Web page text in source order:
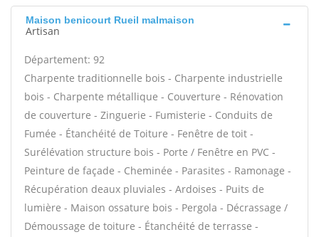
Maison benicourt Rueil malmaison
Artisan
Département: 92
Charpente traditionnelle bois - Charpente industrielle
bois - Charpente métallique - Couverture - Rénovation
de couverture - Zinguerie - Fumisterie - Conduits de
Fumée - Étanchéité de Toiture - Fenêtre de toit -
Surélévation structure bois - Porte / Fenêtre en PVC -
Peinture de façade - Cheminée - Parasites - Ramonage -
Récupération deaux pluviales - Ardoises - Puits de
lumière - Maison ossature bois - Pergola - Décrassage /
Démoussage de toiture - Étanchéité de terrasse -